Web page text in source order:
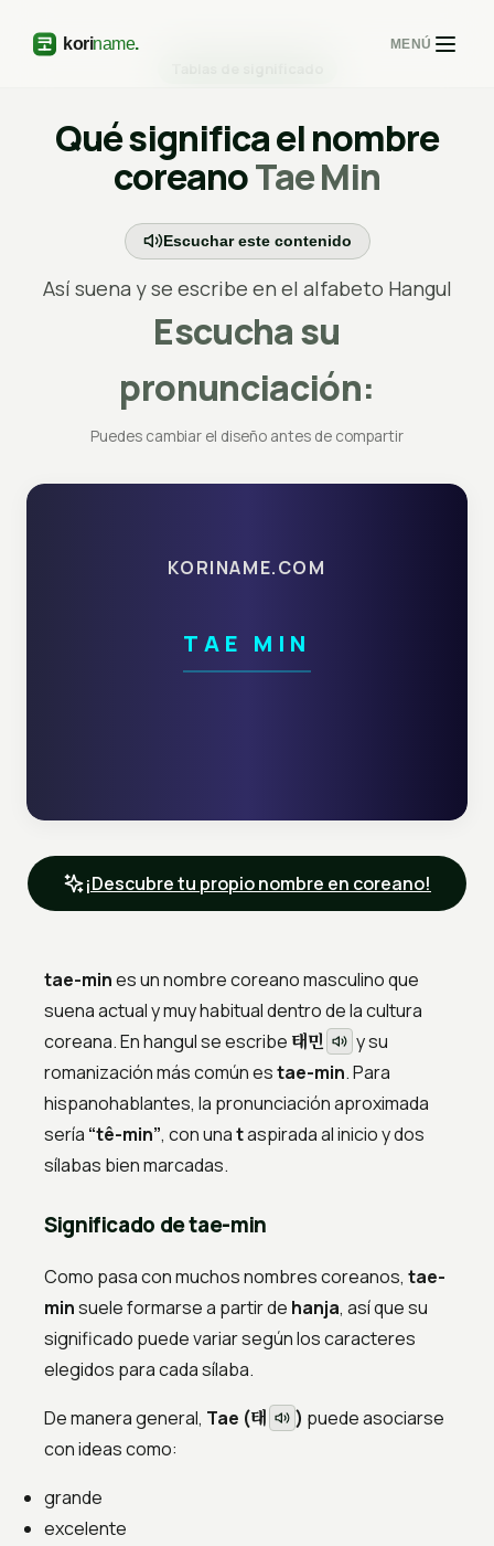
MENÚ
Qué significa el nombre
coreanoTae Min
Escuchar este contenido
Así suena y se escribe en el alfabeto Hangul
Escucha su
pronunciación:
Puedes cambiar el diseño antes de compartir
KORINAME.COM
TAE MIN
¡Descubre tu propio nombre en coreano!
tae-mines un nombre coreano masculino que
suena actual y muy habitual dentro de la cultura
coreana. En hangul se escribe 태민
y su
romanización más común estae-min. Para
hispanohablantes, la pronunciación aproximada
sería “tê-min”, con unataspirada al inicio y dos
sílabas bien marcadas.
Significado de tae-min
Como pasa con muchos nombres coreanos, tae-
minsuele formarse a partir de hanja, así que su
significado puede variar según los caracteres
elegidos para cada sílaba.
De manera general, Tae (태 ) puede asociarse
con ideas como:
grande
excelente